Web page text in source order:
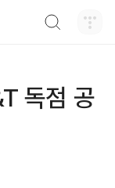
독점 공